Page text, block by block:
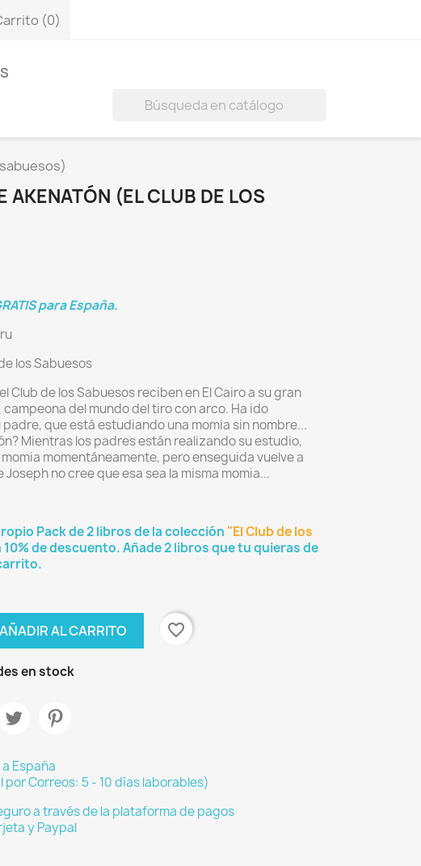
(0)

AKENATÓN (EL CLUB DE LOS
para España.
los Sabuesos
Club de los Sabuesos reciben en El Cairo a su gran
campeona del mundo del tiro con arco. Ha ido
que está estudiando una momia sin nombre...
Mientras los padres están realizando su estudio,
momia momentáneamente, pero enseguida vuelve a
no cree que esa sea la misma momia...
Pack de 2 libros de la colección "El Club de los
10% de descuento. Añade 2 libros que tu quieras de
AÑADIR AL CARRITO favorite_border
en stock
a España
por Correos: 5 - 10 días laborables)
a través de la plataforma de pagos
y Paypal